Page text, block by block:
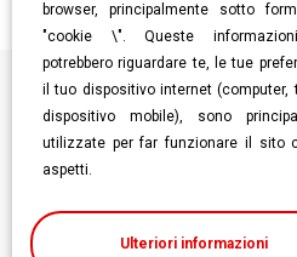
Informazioni
Follow us
browser, principalmente sotto
"cookie \". Queste
potrebbero riguardare te, le tue
il tuo dispositivo internet (computer,
dispositivo mobile), sono
utilizzate per far funzionare il sito
aspetti.
Ulteriori informazioni